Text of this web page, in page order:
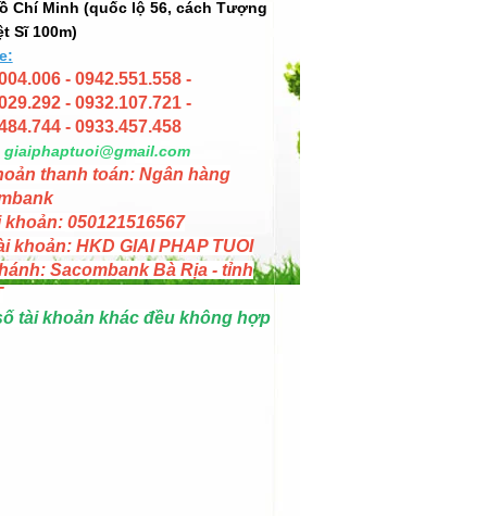
Chí Minh (quốc lộ 56, cách Tượng
Sĩ 100m)
- 0942.551.558 -
- 0932.107.721 -
- 0933.457.458
giaiphaptuoi@gmail.com
thanh toán: Ngân hàng
khoản: 050121516567
khoản: HKD GIAI PHAP TUOI
Sacombank Bà Rịa - tỉnh
tài khoản khác đều không hợp